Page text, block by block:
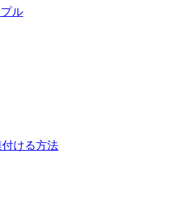
プル
ける方法